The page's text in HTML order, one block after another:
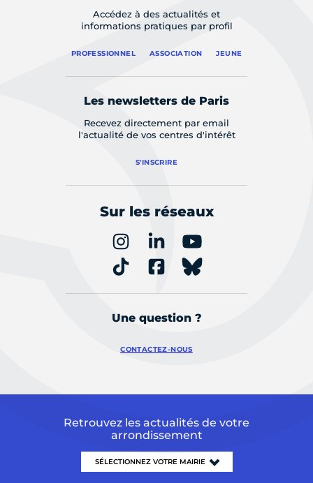
Accédez à des actualités et
informations pratiques par profil
PROFESSIONNEL ASSOCIATION JEUNE
Les newsletters de Paris
Recevez directement par email
l'actualité de vos centres d'intérêt
S'INSCRIRE
Sur les réseaux
Une question ?
CONTACTEZ-NOUS
Retrouvez les actualités de votre
arrondissement